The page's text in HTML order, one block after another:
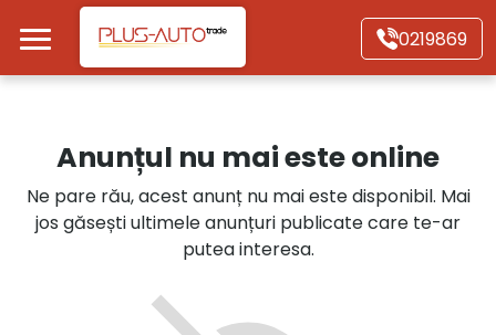
Mergi direct la conținutul principal
0219869
Autoturisme
Motociclete
Autoutilitare
Anunțul nu mai este online
Ne pare rău, acest anunț nu mai este disponibil. Mai
jos găsești ultimele anunțuri publicate care te-ar
putea interesa.